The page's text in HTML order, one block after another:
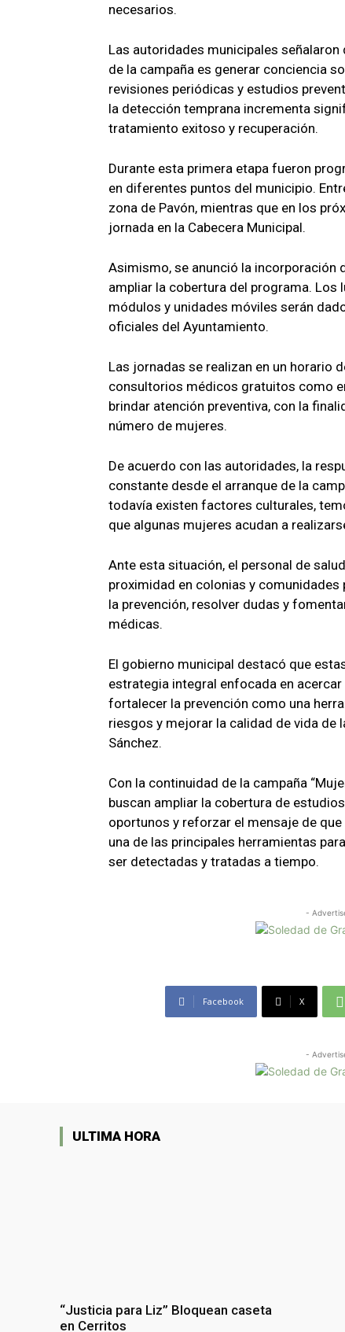
necesarios.
Las autoridades municipales
de la campaña es generar conciencia
revisiones periódicas y estudios
la detección temprana incrementa
tratamiento exitoso y recuperación.
Durante esta primera etapa fueron
en diferentes puntos del municipio.
zona de Pavón, mientras que en los
jornada en la Cabecera Municipal.
Asimismo, se anunció la incorporación
ampliar la cobertura del programa. Los
módulos y unidades móviles serán
oficiales del Ayuntamiento.
Las jornadas se realizan en un horario
consultorios médicos gratuitos como
brindar atención preventiva, con la
número de mujeres.
De acuerdo con las autoridades, la
constante desde el arranque de la
todavía existen factores culturales,
que algunas mujeres acudan a
Ante esta situación, el personal de
proximidad en colonias y
la prevención, resolver dudas y
médicas.
El gobierno municipal destacó que
estrategia integral enfocada en
fortalecer la prevención como una
riesgos y mejorar la calidad de vida de
Sánchez.
Con la continuidad de la campaña
buscan ampliar la cobertura de
oportunos y reforzar el mensaje de
una de las principales herramientas
ser detectadas y tratadas a tiempo.
-
Facebook X
-
ULTIMA HORA
“Justicia para Liz” Bloquean caseta
en Cerritos